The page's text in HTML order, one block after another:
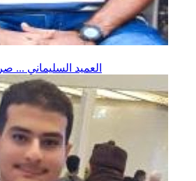
العميد السليماني ...